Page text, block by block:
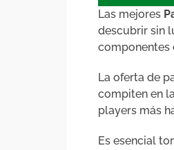
Las mejores
descubrir sin
componentes
La oferta de
compiten en
players más
Es esencial